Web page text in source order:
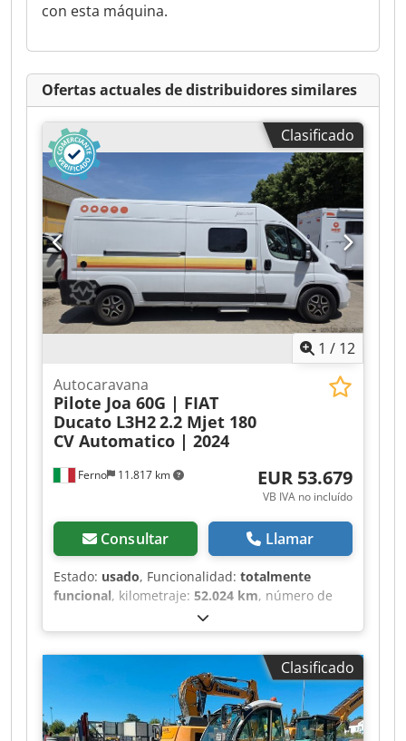
con esta máquina.
Ofertas actuales de distribuidores similares
Clasificado
1 / 12
Ferno 11.817 km
Autocaravana
Pilote Joa 60G | FIAT
Ducato L3H22.2 Mjet 180
CV Automatico | 2024
EUR 53.679
VB IVA no incluído
Consultar Llamar
Estado: usado, Funcionalidad: totalmente
funcional, kilometraje: 52.024 km, número de
, número de asientos:
combustible:diésel, tipo de engranaje:
automático, color:blanco, longitud total:5.990
2.050 mm , altura total:2.520
, configuración de ejes:2 ejes, clase de
emisión:
Euro 6, capacidad del depósito de
combustible:90 l, peso total:3.500 kg, peso
Clasificado